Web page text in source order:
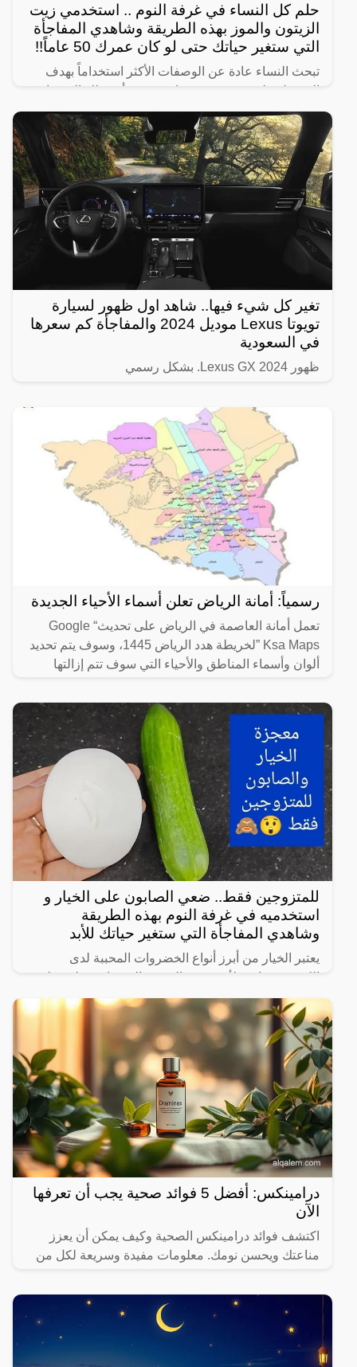
حلم كل النساء في غرفة النوم .. استخدمي زيت
الزيتون والموز بهذه الطريقة وشاهدي المفاجأة
التي ستغير حياتك حتى لو كان عمرك 50 عاماً!!
تبحث النساء عادة عن الوصفات الأكثر استخداماً بهدف
الحصول على شعر صحي وناعم، ومن أبرز تلك الوصفات
الخاصة بالبشرة والجسم للحصول على أفضل نتيجة خلال
فترة قصيرة،
تغير كل شيء فيها.. شاهد اول ظهور لسيارة
تويوتا Lexus موديل 2024 والمفاجأة كم سعرها
في السعودية
ظهور Lexus GX 2024. بشكل رسمي
رسمياً: أمانة الرياض تعلن أسماء الأحياء الجديدة
تعمل أمانة العاصمة في الرياض على تحديث“ Google
Ksa Maps ”لخريطة هدد الرياض 1445، وسوف يتم تحديد
ألوان وأسماء المناطق والأحياء التي سوف تتم إزالتها
للمتزوجين فقط.. ضعي الصابون على الخيار و
استخدميه في غرفة النوم بهذه الطريقة
وشاهدي المفاجأة التي ستغير حياتك للأبد
يعتبر الخيار من أبرز أنواع الخضروات المحببة لدى
الكثيرين، خاصة لأنه شبه خالي من السعرات وطعمه لذيذ
ومنعش، وله فوائد كثيرة لأنه غني بالفيتامينات والمعادن،
كما
درامينكس: أفضل 5 فوائد صحية يجب أن تعرفها
الآن
اكتشف فوائد درامينكس الصحية وكيف يمكن أن يعزز
مناعتك ويحسن نومك. معلومات مفيدة وسريعة لكل من